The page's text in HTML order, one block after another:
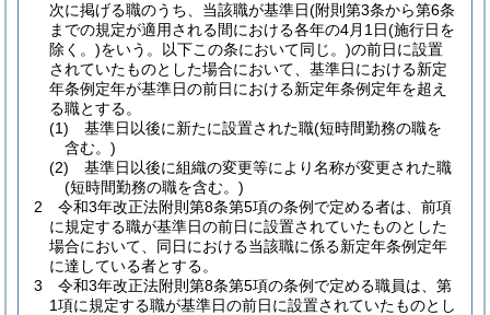
次に掲げる職のうち、当該職が基準日(附則第3条から第6条
までの規定が適用される間における各年の4月1日(施行日を
除く。)をいう。以下この条において同じ。)の前日に設置
されていたものとした場合において、基準日における新定
年条例定年が基準日の前日における新定年条例定年を超え
る職とする。
(1)
基準日以後に新たに設置された職(短時間勤務の職を
含む。)
(2)
基準日以後に組織の変更等により名称が変更された職
(短時間勤務の職を含む。)
2
令和3年改正法附則第8条第5項の条例で定める者は、前項
に規定する職が基準日の前日に設置されていたものとした
場合において、同日における当該職に係る新定年条例定年
に達している者とする。
3
令和3年改正法附則第8条第5項の条例で定める職員は、第
1項に規定する職が基準日の前日に設置されていたものとし